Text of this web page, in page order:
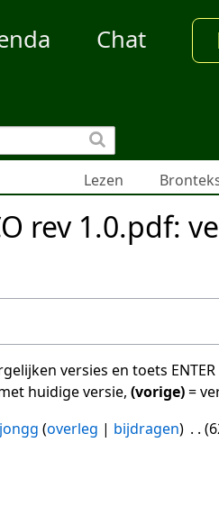
Chat
Lezen
rev 1.0.pdf:
versies en toets
huidige versie, (vorige)=
overleg bijdragen